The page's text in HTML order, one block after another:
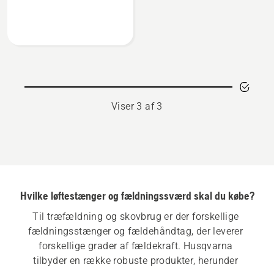
Viser 3 af 3
Hvilke løftestænger og fældningssværd skal du købe?
Til træfældning og skovbrug er der forskellige
fældningsstænger og fældehåndtag, der leverer
forskellige grader af fældekraft. Husqvarna
tilbyder en række robuste produkter, herunder